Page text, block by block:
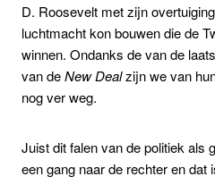
D. Roosevelt met zijn
luchtmacht kon bouwen die de
winnen. Ondanks de van de
van deNew Dealzijn we van
nog ver weg.
Juist dit falen van de politiek als
een gang naar de rechter en dat